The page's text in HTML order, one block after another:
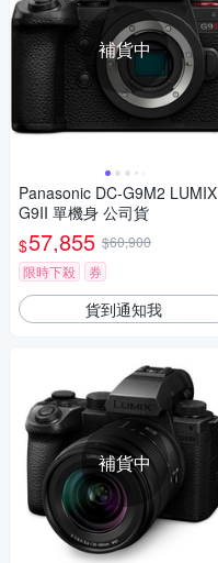
補貨中
Panasonic DC-G9M2 LUMIX
G9II 單機身 公司貨
$57,855 $60,900
限時下殺
券
貨到通知我
補貨中